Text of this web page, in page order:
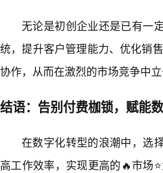
无论是初创企业还是已有一
统，提升客户管理能力、优化销
协作，从而在激烈的市场竞争中立
结语：告别付费枷锁，赋能
在数字化转型的浪潮中，选
高工作效率，实现更高的🔥市场